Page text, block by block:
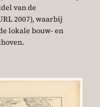
van de
2007), waarbij
lokale bouw- en